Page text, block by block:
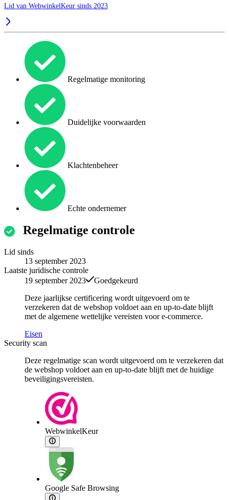
Lid van WebwinkelKeur sinds 2023
Regelmatige monitoring
Duidelijke voorwaarden
Klachtenbeheer
Echte ondernemer
Regelmatige controle
Lid sinds
13 september 2023
Laatste juridische controle
19 september 2023
Goedgekeurd
Deze jaarlijkse certificering wordt uitgevoerd om te
verzekeren dat de webshop voldoet aan en up-to-date blijft
met de algemene wettelijke vereisten voor e-commerce.
Eisen
Security scan
Deze regelmatige scan wordt uitgevoerd om te verzekeren dat
de webshop voldoet aan en up-to-date blijft met de huidige
beveiligingsvereisten.
WebwinkelKeur
Google Safe Browsing